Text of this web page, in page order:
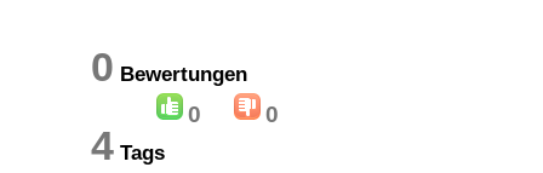
0 Bewertungen
0 0
4 Tags